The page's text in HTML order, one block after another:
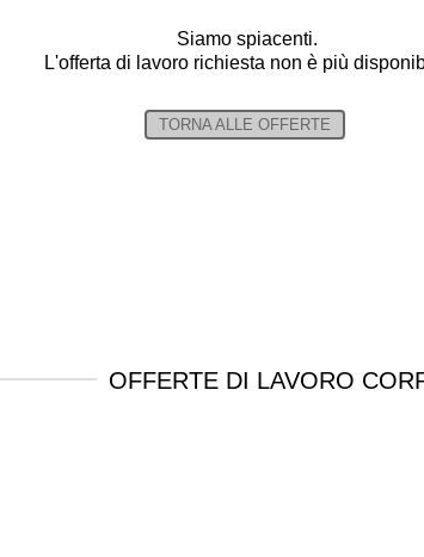
Siamo spiacenti.
L'offerta di lavoro richiesta non è più
TORNA ALLE OFFERTE
OFFERTE DI LAVORO